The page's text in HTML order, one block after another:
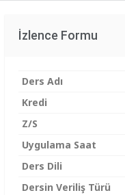
İzlence Formu
Ders Adı
Kredi
Z/S
Uygulama Saat
Ders Dili
Dersin Veriliş Türü